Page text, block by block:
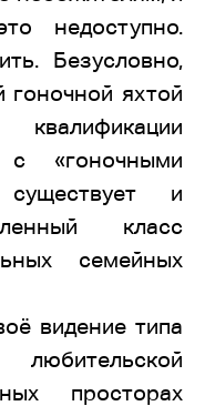
недоступно.
Безусловно,
гоночной яхтой
«гоночными
и
класс
семейных
видение типа
просторах